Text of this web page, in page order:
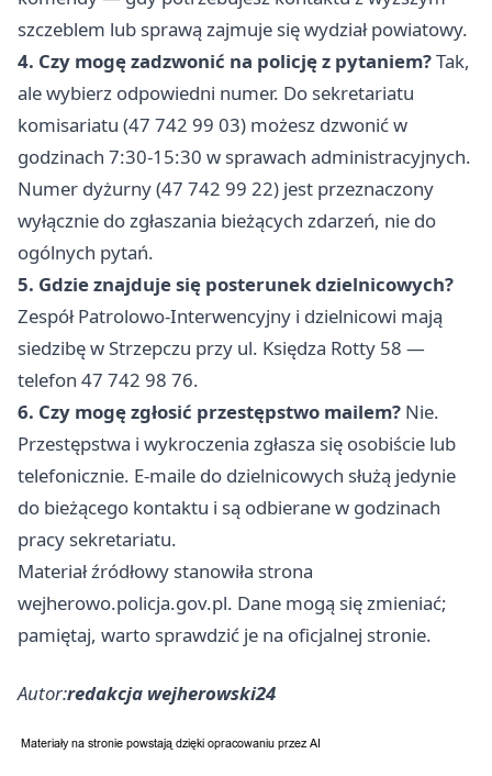
szczeblem lub sprawą zajmuje się wydział powiatowy.
4. Czy mogę zadzwonić na policję z pytaniem?Tak,
ale wybierz odpowiedni numer. Do sekretariatu
komisariatu (47 742 99 03) możesz dzwonić w
godzinach 7:30-15:30 w sprawach administracyjnych.
Numer dyżurny (47 742 99 22) jest przeznaczony
wyłącznie do zgłaszania bieżących zdarzeń, nie do
ogólnych pytań.
5. Gdzie znajduje się posterunek dzielnicowych?
Zespół Patrolowo-Interwencyjny i dzielnicowi mają
siedzibę w Strzepczu przy ul. Księdza Rotty 58 —
telefon 47 742 98 76.
6. Czy mogę zgłosić przestępstwo mailem? Nie.
Przestępstwa i wykroczenia zgłasza się osobiście lub
telefonicznie. E-maile do dzielnicowych służą jedynie
do bieżącego kontaktu i są odbierane w godzinach
pracy sekretariatu.
Materiał źródłowy stanowiła strona
wejherowo.policja.gov.pl. Dane mogą się zmieniać;
pamiętaj, warto sprawdzić je na oficjalnej stronie.
Autor:redakcja wejherowski24